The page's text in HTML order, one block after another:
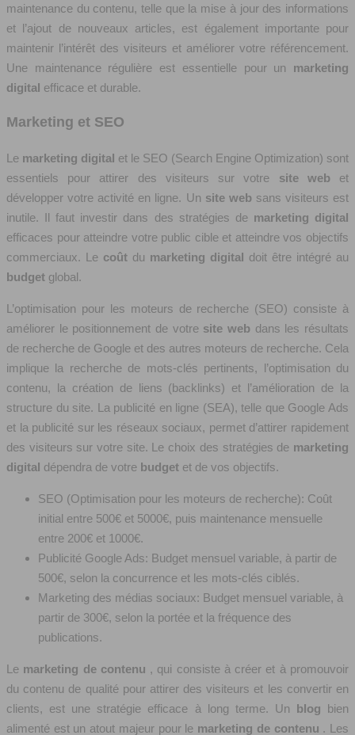
maintenance du contenu, telle que la mise à jour des informations
et l’ajout de nouveaux articles, est également importante pour
maintenir l’intérêt des visiteurs et améliorer votre référencement.
Une maintenance régulière est essentielle pour un marketing
digital efficace et durable.
Marketing et SEO
Le marketing digital et le SEO (Search Engine Optimization) sont
essentiels pour attirer des visiteurs sur votre site web et
développer votre activité en ligne. Un site web sans visiteurs est
inutile. Il faut investir dans des stratégies de marketing digital
efficaces pour atteindre votre public cible et atteindre vos objectifs
commerciaux. Le coût du marketing digital doit être intégré au
budget global.
L’optimisation pour les moteurs de recherche (SEO) consiste à
améliorer le positionnement de votre site web dans les résultats
de recherche de Google et des autres moteurs de recherche. Cela
implique la recherche de mots-clés pertinents, l’optimisation du
contenu, la création de liens (backlinks) et l’amélioration de la
structure du site. La publicité en ligne (SEA), telle que Google Ads
et la publicité sur les réseaux sociaux, permet d’attirer rapidement
des visiteurs sur votre site. Le choix des stratégies de marketing
digital dépendra de votre budget et de vos objectifs.
SEO (Optimisation pour les moteurs de recherche): Coût
initial entre 500€ et 5000€, puis maintenance mensuelle
entre 200€ et 1000€.
Publicité Google Ads: Budget mensuel variable, à partir de
500€, selon la concurrence et les mots-clés ciblés.
Marketing des médias sociaux: Budget mensuel variable, à
partir de 300€, selon la portée et la fréquence des
publications.
Le marketing de contenu , qui consiste à créer et à promouvoir
du contenu de qualité pour attirer des visiteurs et les convertir en
clients, est une stratégie efficace à long terme. Un blog bien
alimenté est un atout majeur pour le marketing de contenu . Les